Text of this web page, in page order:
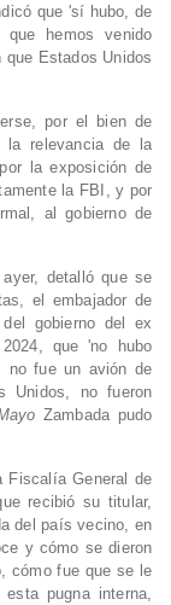
que 'sí hubo, de
hemos venido
que Estados Unidos
por el bien de
la relevancia de la
la exposición de
la FBI, y por
al gobierno de
detalló que se
el embajador de
gobierno del ex
que 'no hubo
no fue un avión de
Unidos, no fueron
Zambada pudo
Fiscalía General de
recibió su titular,
del país vecino, en
y cómo se dieron
cómo fue que se le
pugna interna,